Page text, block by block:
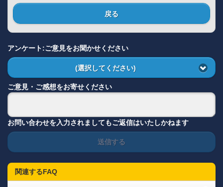
戻る
アンケート:ご意見をお聞かせください
(選択してください)
ご意見・ご感想をお寄せください
お問い合わせを入力されましてもご返信はいたしかねます
送信する
関連するFAQ